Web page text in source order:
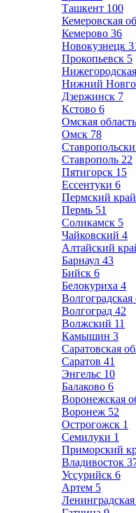
Ташкент 100
Кемеровская
Кемерово 36
Новокузнецк
Прокопьевск 5
Нижний
Дзержинск 7
Кстово 6
Омская область
Омск 78
Ставрополь 22
Пятигорск 15
Ессентуки 6
Пермский край
Пермь 51
Соликамск 5
Чайковский 4
Алтайский
Барнаул 43
Бийск 6
Белокуриха 4
Волгоградская
Волгоград 42
Волжский 11
Камышин 3
Саратовская
Саратов 41
Энгельс 10
Балаково 6
Воронежская
Воронеж 52
Острогожск 1
Семилуки 1
Приморский
Владивосток
Уссурийск 6
Артем 5
Ленинградская